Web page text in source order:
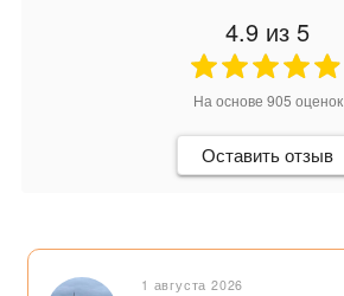
4.9 из 5
На основе 905 оценок
Оставить отзыв
1 августа 2026